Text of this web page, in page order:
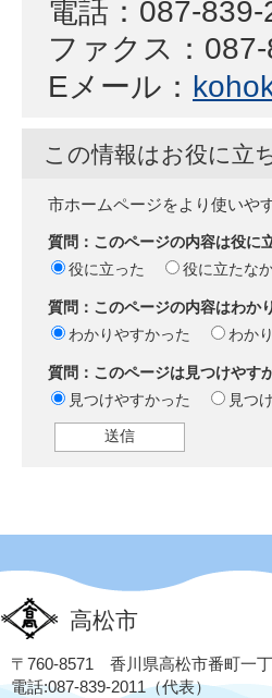
電話：087-839-
ファクス：
Eメール：
この情報はお役に立
市ホームページをより使いや
質問：このページの内容は役に
役に立った
役に立たな
質問：このページの内容はわか
わかりやすかった
わか
質問：このページは見つけやす
見つけやすかった
見つ
高松市
〒760-8571 香川県高松市番町一
電話:087-839-2011（代表）